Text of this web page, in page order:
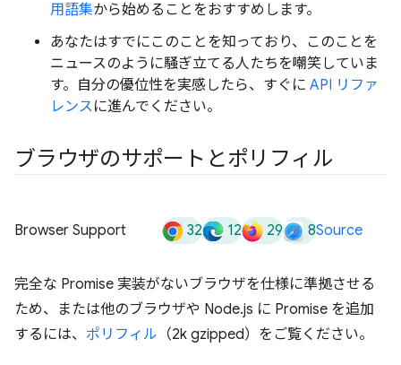
用語集から始めることをおすすめします。
あなたはすでにこのことを知っており、このことを
ニュースのように騒ぎ立てる人たちを嘲笑していま
す。自分の優位性を実感したら、すぐに API リファ
レンスに進んでください。
ブラウザのサポートとポリフィル
Browser Support 32 12 29 8Source
完全な Promise 実装がないブラウザを仕様に準拠させる
ため、または他のブラウザや Node.js に Promise を追加
するには、 ポリフィル （2k gzipped）をご覧ください。